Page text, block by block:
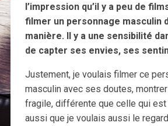
l’impression qu’il y a peu de
filmer un personnage masculin
manière. Il y a une sensibilité
de capter ses envies, ses
Justement, je voulais filmer ce
masculin avec ses doutes,
fragile, différente que celle qui
aussi que je voulais aussi le